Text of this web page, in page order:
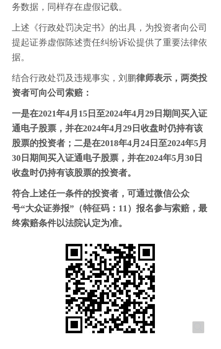
务数据，同样存在虚假记载。
上述《行政处罚决定书》的出具，为投资者向公司
提起证券虚假陈述责任纠纷诉讼提供了重要法律依
据。
结合行政处罚及违规事实，刘鹏律师表示，两类投
资者可向公司索赔：
一是在2021年4月15日至2024年4月29日期间买入证
通电子股票，并在2024年4月29日收盘时仍持有该
股票的投资者；二是在2018年4月24日至2024年5月
30日期间买入证通电子股票，并在2024年5月30日
收盘时仍持有该股票的投资者。
符合上述任一条件的投资者，可通过微信公众
号“大众证券报”（特征码：11）报名参与索赔，最
终索赔条件以法院认定为准。